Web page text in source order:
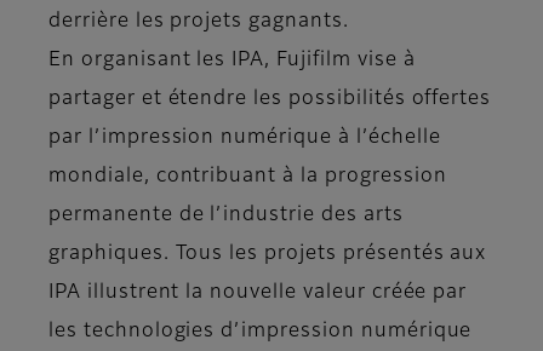
derrière les projets gagnants.
En organisant les IPA, Fujifilm vise à
partager et étendre les possibilités offertes
par l’impression numérique à l’échelle
mondiale, contribuant à la progression
permanente de l’industrie des arts
graphiques. Tous les projets présentés aux
IPA illustrent la nouvelle valeur créée par
les technologies d’impression numérique